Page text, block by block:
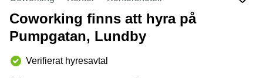
kontor
Coworking
Östermalm
Kontor
Malmö
Kontorshotell
Coworking finns att hyra på
Pumpgatan, Lundby
Verifierat hyresavtal